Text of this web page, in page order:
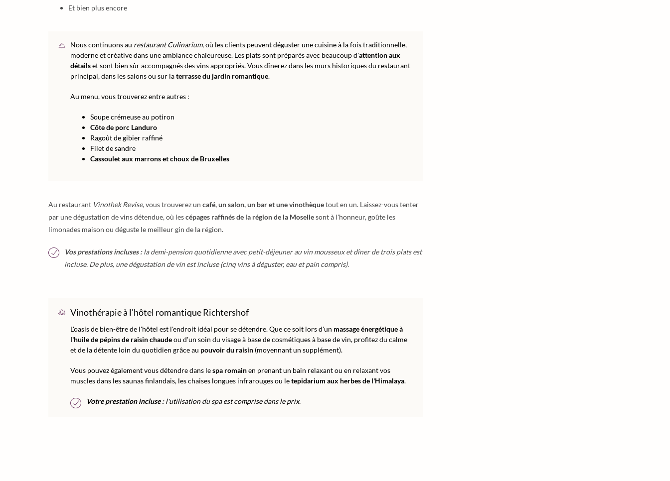
Et bien plus encore
Nous continuons au restaurant Culinarium, où les clients peuvent déguster une cuisine à la fois traditionnelle,
moderne et créative dans une ambiance chaleureuse. Les plats sont préparés avec beaucoup d'attention aux
détailset sont bien sûr accompagnés des vins appropriés. Vous dînerez dans les murs historiques du restaurant
principal, dans les salons ou sur laterrasse du jardin romantique.
Au menu, vous trouverez entre autres :
Soupe crémeuse au potiron
Côte de porc Landuro
Ragoût de gibier raffiné
Filet de sandre
Cassoulet aux marrons et choux de Bruxelles
Au restaurant Vinothek Revise, vous trouverez un café, un salon, un bar et une vinothèquetout en un. Laissez-vous tenter
par une dégustation de vins détendue, où lescépages raffinés de la région de la Mosellesont à l'honneur, goûte les
limonades maison ou déguste le meilleur gin de la région.
Vos prestations incluses :la demi-pension quotidienne avec petit-déjeuner au vin mousseux et dîner de trois plats est
incluse. De plus, une dégustation de vin est incluse (cinq vins à déguster, eau et pain compris).
Vinothérapie à l'hôtel romantique Richtershof
L'oasis de bien-être de l'hôtel est l'endroit idéal pour se détendre. Que ce soit lors d'un massage énergétique à
l'huile de pépins de raisin chaudeou d'un soin du visage à base de cosmétiques à base de vin, profitez du calme
et de la détente loin du quotidien grâce au pouvoir du raisin (moyennant un supplément).
Vous pouvez également vous détendre dans lespa romainen prenant un bain relaxant ou en relaxant vos
muscles dans les saunas finlandais, les chaises longues infrarouges ou letepidarium aux herbes de l'Himalaya.
Votre prestation incluse :l'utilisation du spa est comprise dans le prix.